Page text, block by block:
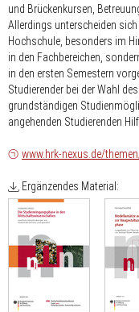
und Brückenkursen,
Allerdings unterscheiden
Hochschule, besonders im
in den Fachbereichen,
in den ersten Semestern
Studierender bei der Wahl
grundständigen
angehenden Studierenden
www.hrk-nexus.de/
Ergänzendes Material: